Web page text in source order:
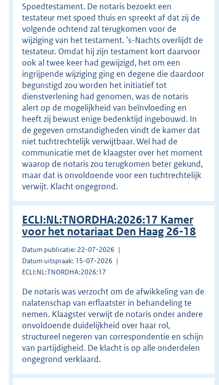
Spoedtestament. De notaris bezoekt een
testateur met spoed thuis en spreekt af dat zij de
volgende ochtend zal terugkomen voor de
wijziging van het testament. ’s-Nachts overlijdt de
testateur. Omdat hij zijn testament kort daarvoor
ook al twee keer had gewijzigd, het om een
ingrijpende wijziging ging en degene die daardoor
begunstigd zou worden het initiatief tot
dienstverlening had genomen, was de notaris
alert op de mogelijkheid van beïnvloeding en
heeft zij bewust enige bedenktijd ingebouwd. In
de gegeven omstandigheden vindt de kamer dat
niet tuchtrechtelijk verwijtbaar. Wel had de
communicatie met de klaagster over het moment
waarop de notaris zou terugkomen beter gekund,
maar dat is onvoldoende voor een tuchtrechtelijk
verwijt. Klacht ongegrond.
ECLI:NL:TNORDHA:2026:17 Kamer
voor het notariaat Den Haag 26-18
Datum publicatie: 22-07-2026
Datum uitspraak: 15-07-2026
ECLI:NL:TNORDHA:2026:17
De notaris was verzocht om de afwikkeling van de
nalatenschap van erflaatster in behandeling te
nemen. Klaagster verwijt de notaris onder andere
onvoldoende duidelijkheid over haar rol,
structureel negeren van correspondentie en schijn
van partijdigheid. De klacht is op alle onderdelen
ongegrond verklaard.